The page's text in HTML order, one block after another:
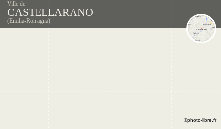
Ville de
CASTELLARANO
(Emilia-Romagna)
©photo-libre.fr